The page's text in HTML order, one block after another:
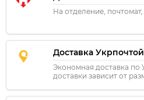
На отделение,
Доставка Укрпочтой
Экономная доставка по
доставки зависит от